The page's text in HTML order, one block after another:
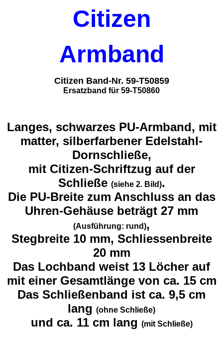
Citizen
Armband
Citizen Band-Nr. 59-T50859
Ersatzband für 59-T50860
Langes, schwarzes PU-Armband, mit
matter, silberfarbener Edelstahl-
Dornschließe,
mit Citizen-Schriftzug auf der
Schließe (siehe 2. Bild).
Die PU-Breite zum Anschluss an das
Uhren-Gehäuse beträgt 27 mm
(Ausführung: rund),
Stegbreite 10 mm, Schliessenbreite
20 mm
Das Lochband weist 13 Löcher auf
mit einer Gesamtlänge von ca. 15 cm
Das Schließenband ist ca. 9,5 cm
lang (ohne Schließe)
und ca. 11 cm lang (mit Schließe)